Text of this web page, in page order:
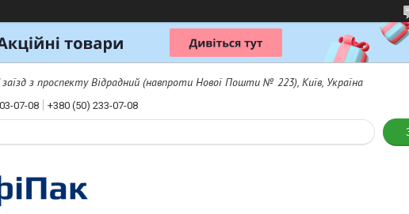
з проспекту Відрадний (навпроти Нової Пошти № 223), Київ, Україна
07-08 +380 (50) 233-07-08